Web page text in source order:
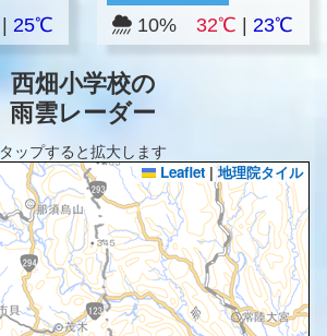
25℃ 10%32℃ |23℃
西畑小学校の
雨雲レーダー
タップすると拡大します
Leaflet | 地理院タイル